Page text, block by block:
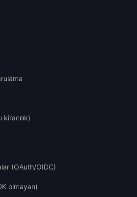
(OAuth/OIDC)
olmayan)